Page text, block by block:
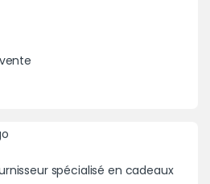
spécialisé en cadeaux